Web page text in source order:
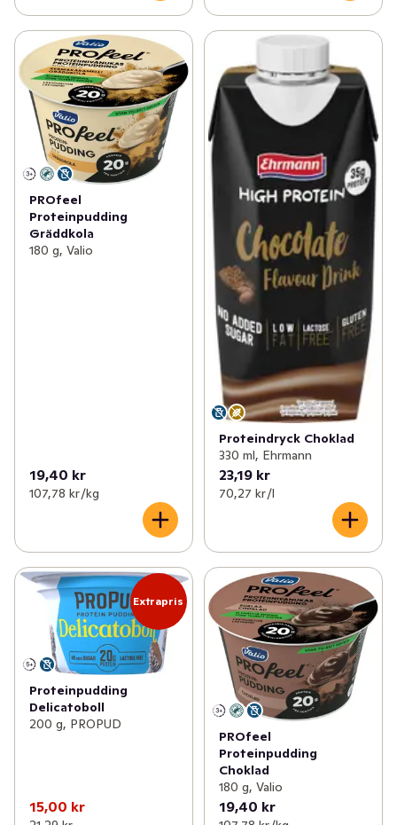
PROfeel
Proteinpudding
Gräddkola
180 g, Valio
19,40 kr
107,78 kr /kg
Proteindryck Choklad
330 ml, Ehrmann
23,19 kr
70,27 kr /l
Extrapris
Proteinpudding
Delicatoboll
200 g, PROPUD
15,00 kr
PROfeel
Proteinpudding
Choklad
180 g, Valio
19,40 kr